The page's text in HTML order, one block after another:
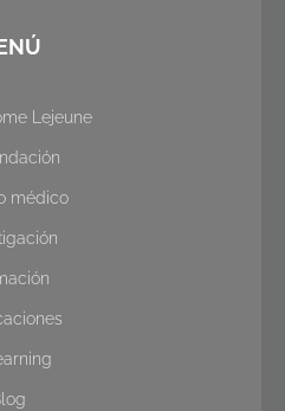
Lejeune
médico